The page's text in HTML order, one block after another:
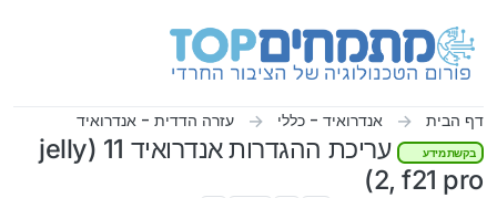
דף הבית אנדרואיד - כללי עזרה הדדית - אנדרואיד
בקשת מידע
עריכת ההגדרות אנדרואיד 11 (jelly
2, f21 pro)